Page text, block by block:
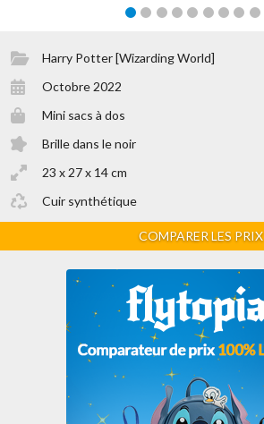
Harry Potter [Wizarding World]
Octobre 2022
Mini sacs à dos
Brille dans le noir
23 x 27 x 14 cm
Cuir synthétique
COMPARER LES PRIX